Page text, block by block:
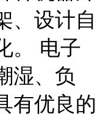
、设计自
。 电子
湿、负
有优良的